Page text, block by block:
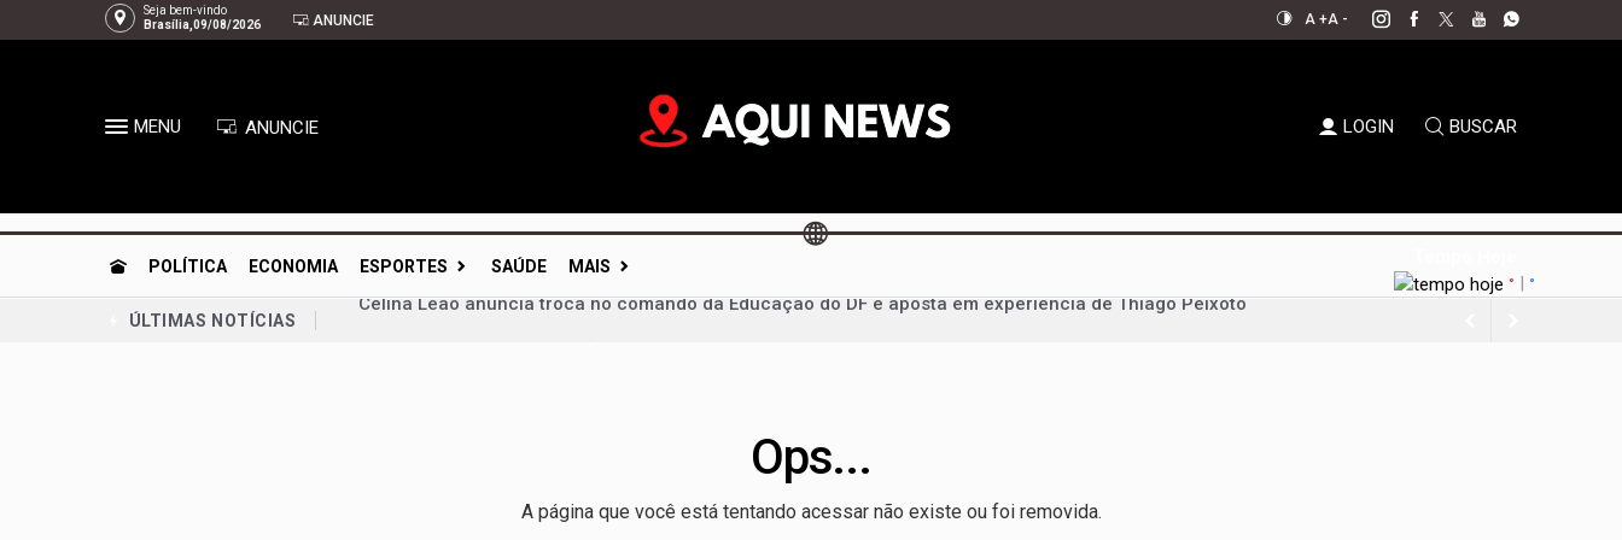
Seja bem-vindo
Brasília,09/08/2026
ANUNCIE A +A -
MENU ANUNCIE LOGIN BUSCAR
POLÍTICA ECONOMIA ESPORTES SAÚDE MAIS
° | °
ÚLTIMAS NOTÍCIAS
Tragédia na GO-010: colisão entre carreta e ônibus da Guanabara deixa cinco mortos e dezenas de feridos
Chico Vigilante troca propostas por ataques e transforma episódio isolado em palanque político
Ops...
A página que você está tentando acessar não existe ou foi removida.